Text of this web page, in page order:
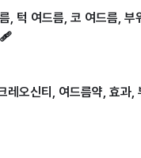
, 턱 여드름, 코 여드름, 부
레오신티, 여드름약, 효과,